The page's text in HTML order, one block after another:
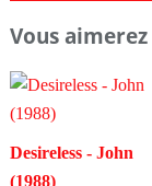
Vous aimerez
Desireless - John
(1988)